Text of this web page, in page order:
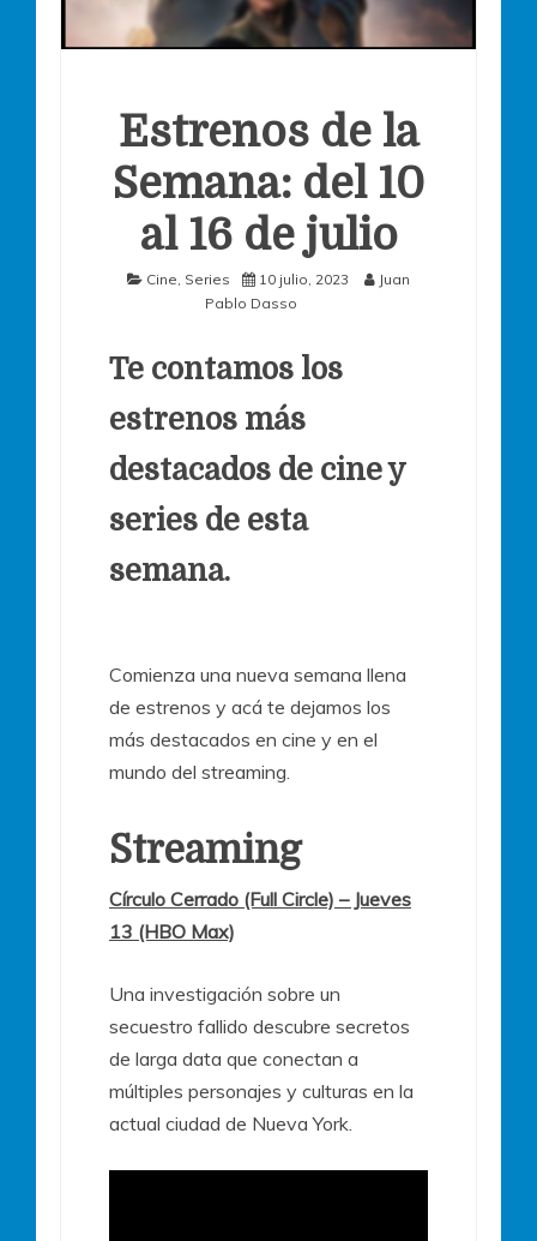
Estrenos de la
Semana: del 10
al 16 de julio
Cine Series 10 julio, 2023
Juan
Pablo Dasso
Te contamos los
estrenos más
destacados de cine y
series de esta
semana.
Comienza una nueva semana llena
de estrenos y acá te dejamos los
más destacados en cine y en el
mundo del streaming.
Streaming
Círculo Cerrado (Full Circle) – Jueves
13 (HBO Max)
Una investigación sobre un
secuestro fallido descubre secretos
de larga data que conectan a
múltiples personajes y culturas en la
actual ciudad de Nueva York.